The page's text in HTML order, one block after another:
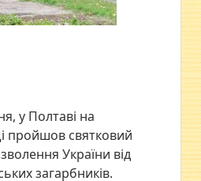
у Полтаві на
пройшов святковий
України від
загарбників.